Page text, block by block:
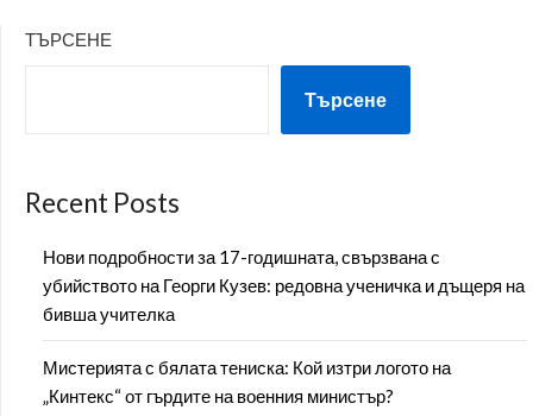
ТЪРСЕНЕ
Търсене
Recent Posts
Нови подробности за 17-годишната, свързвана с
убийството на Георги Кузев: редовна ученичка и дъщеря на
бивша учителка
Мистерията с бялата тениска: Кой изтри логото на
„Кинтекс“ от гърдите на военния министър?